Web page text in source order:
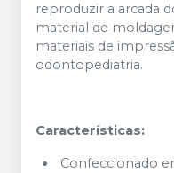
reproduzir a arcada
material de
materiais de
odontopediatria.
Características:
Confeccionado